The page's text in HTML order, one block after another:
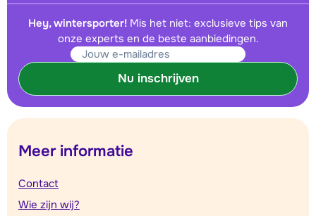
Hey, wintersporter! Mis het niet: exclusieve tips van
onze experts en de beste aanbiedingen.
Nu inschrijven
Meer informatie
Contact
Wie zijn wij?